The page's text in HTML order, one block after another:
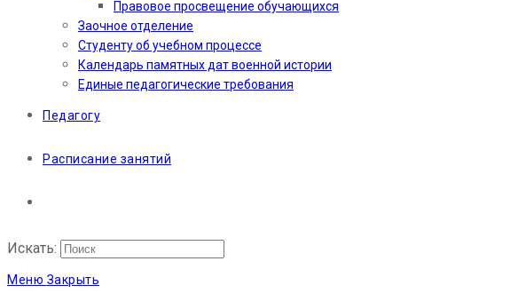
Правовое просвещение обучающихся
Заочное отделение
Студенту об учебном процессе
Календарь памятных дат военной истории
Единые педагогические требования
Педагогу
Расписание занятий
Искать:
Меню Закрыть